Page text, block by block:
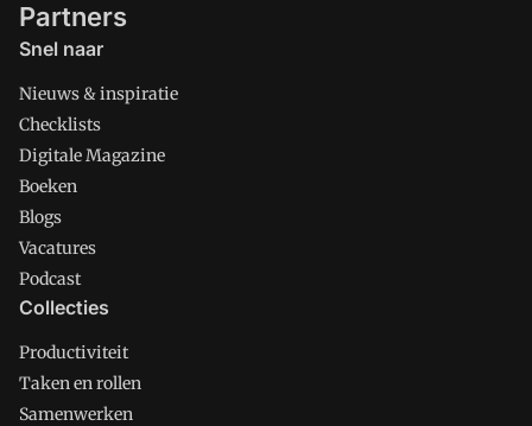
Partners
Snel naar
Nieuws & inspiratie
Checklists
Digitale Magazine
Boeken
Blogs
Vacatures
Podcast
Collecties
Productiviteit
Taken en rollen
Samenwerken